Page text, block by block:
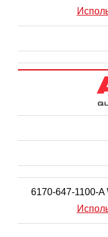
6170-647-1100-